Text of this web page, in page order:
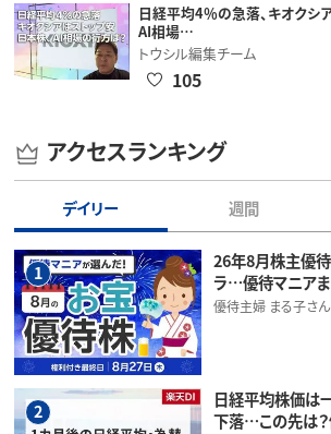
日経平均4％の急落、キオクシ
AI相場…
トウシル編集チーム
105
アクセスランキング
デイリー 週間
1
26年8月株主優待
ラ…優待マニア
優待主婦 まる子さん
2
日経平均株価は
下落…この先は